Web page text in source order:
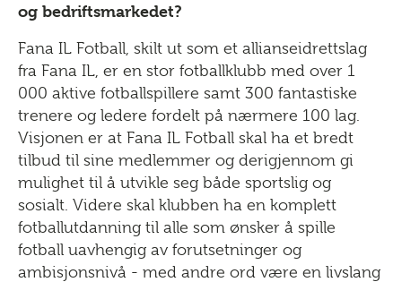
og bedriftsmarkedet?
Fana IL Fotball, skilt ut som et allianseidrettslag
fra Fana IL, er en stor fotballklubb med over 1
000 aktive fotballspillere samt 300 fantastiske
trenere og ledere fordelt på nærmere 100 lag.
Visjonen er at Fana IL Fotball skal ha et bredt
tilbud til sine medlemmer og derigjennom gi
mulighet til å utvikle seg både sportslig og
sosialt. Videre skal klubben ha en komplett
fotballutdanning til alle som ønsker å spille
fotball uavhengig av forutsetninger og
ambisjonsnivå - med andre ord være en livslang